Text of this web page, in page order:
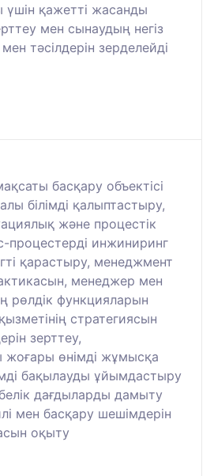
қажетті жасанды
мен сынаудың негіз
тәсілдерін зерделейді
басқару объектісі
білімді қалыптастыру,
және процестік
процестерді инжиниринг
қарастыру, менеджмент
менеджер мен
рөлдік функцияларын
стратегиясын
зерттеу,
өнімді жұмысқа
бақылауды ұйымдастыру
дағдыларды дамыту
мен басқару шешімдерін
оқыту